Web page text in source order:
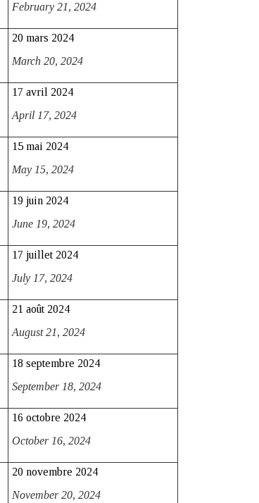
February 21, 2024
20 mars 2024
March 20, 2024
17 avril 2024
April 17, 2024
15 mai 2024
May 15, 2024
19 juin 2024
June 19, 2024
17 juillet 2024
July 17, 2024
21 août 2024
August 21, 2024
18 septembre 2024
September 18, 2024
16 octobre 2024
October 16, 2024
20 novembre 2024
November 20, 2024